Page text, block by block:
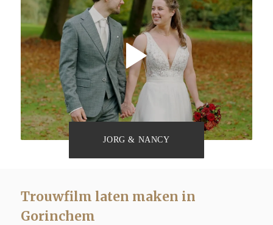
JORG & NANCY
Trouwfilm laten maken in
Gorinchem